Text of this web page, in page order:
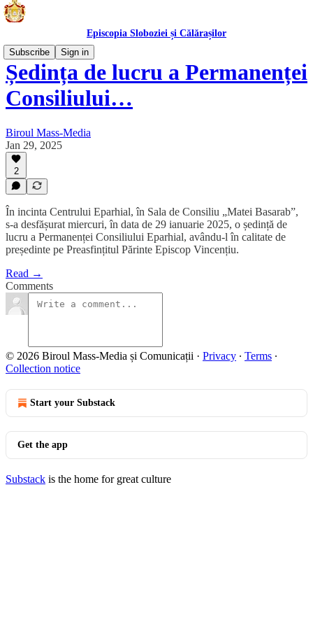
Episcopia Sloboziei și Călărașilor
Subscribe
Sign in
Ședința de lucru a Permanenței
Consiliului…
Biroul Mass-Media
Jan 29, 2025
2
În incinta Centrului Eparhial, în Sala de Consiliu „Matei Basarab”,
s-a desfășurat miercuri, în data de 29 ianuarie 2025, o ședință de
lucru a Permanenței Consiliului Eparhial, avându-l în calitate de
președinte pe Preasfințitul Părinte Episcop Vincențiu.
Read →
Comments
© 2026 Biroul Mass-Media și Comunicații · Privacy ∙ Terms ∙
Collection notice
Start your Substack
Get the app
Substack is the home for great culture